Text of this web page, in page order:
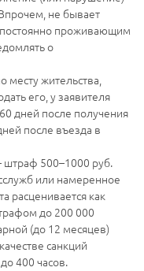
не бывает
проживающим
о
месту жительства,
его, у заявителя
дней после получения
после въезда в
штраф 500–1000 руб.
или намеренное
расценивается как
до 200 000
(до 12 месяцев)
санкций
400 часов.